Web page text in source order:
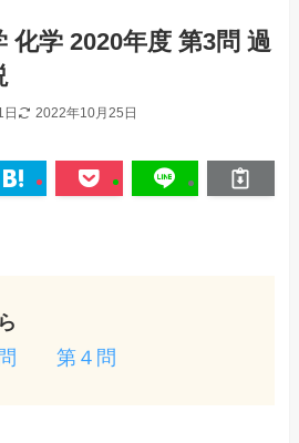
化学 2020年度 第3問 過
2022年10月25日
ら
第４問